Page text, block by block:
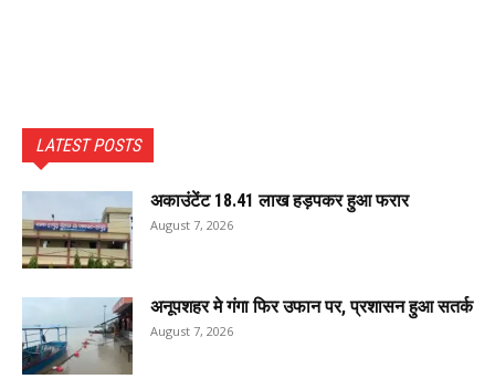
LATEST POSTS
अकाउंटेंट 18.41 लाख हड़पकर हुआ फरार
August 7, 2026
अनूपशहर मे गंगा फिर उफान पर, प्रशासन हुआ सतर्क
August 7, 2026